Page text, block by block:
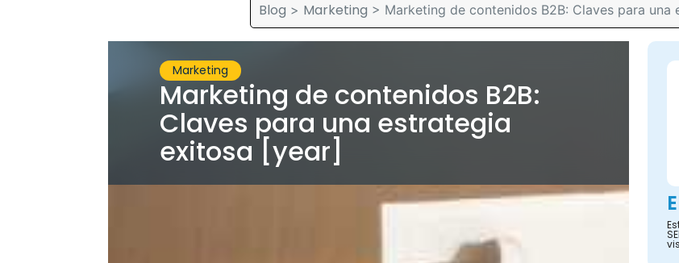
Blog > Marketing > Marketing de contenidos B2B: Claves para
Marketing
Marketing de contenidos B2B:
Claves para una estrategia
exitosa [year]